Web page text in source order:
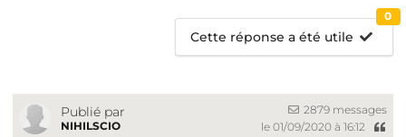
Cette réponse a été utile
0
Publié par
NIHILSCIO
2879 messages
le 01/09/2020 à 16:12